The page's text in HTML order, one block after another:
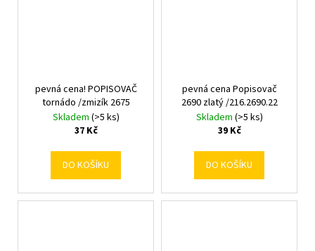
pevná cena! POPISOVAČ
tornádo /zmizík 2675
Skladem (>5 ks)
37 Kč
DO KOŠÍKU
pevná cena Popisovač
2690 zlatý /216.2690.22
Skladem (>5 ks)
39 Kč
DO KOŠÍKU